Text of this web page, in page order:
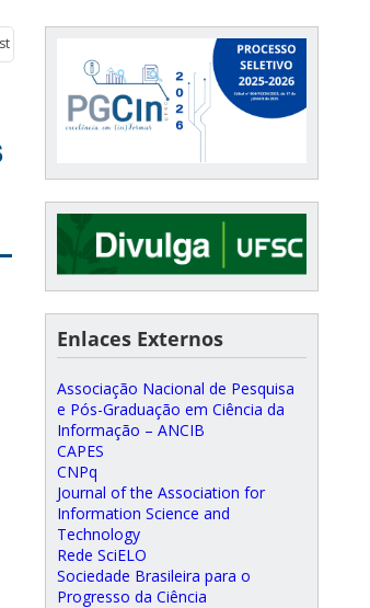
de Santa Catarina
Enlaces Externos
Associação Nacional de Pesquisa
e Pós-Graduação em Ciência da
Informação – ANCIB
CAPES
CNPq
Journal of the Association for
Information Science and
Technology
Rede SciELO
Sociedade Brasileira para o
Progresso da Ciência